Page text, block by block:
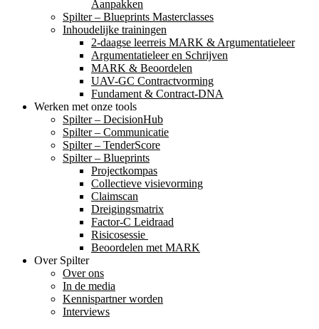
Aanpakken
Spilter – Blueprints Masterclasses
Inhoudelijke trainingen
2-daagse leerreis MARK & Argumentatieleer
Argumentatieleer en Schrijven
MARK & Beoordelen
UAV-GC Contractvorming
Fundament & Contract-DNA
Werken met onze tools
Spilter – DecisionHub
Spilter – Communicatie
Spilter – TenderScore
Spilter – Blueprints
Projectkompas
Collectieve visievorming
Claimscan
Dreigingsmatrix
Factor-C Leidraad
Risicosessie ​
Beoordelen met MARK
Over Spilter
Over ons
In de media
Kennispartner worden
Interviews